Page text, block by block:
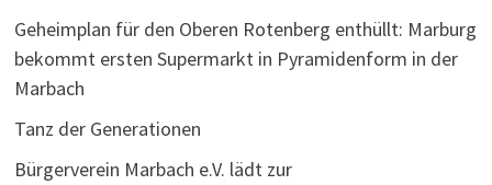
Geheimplan für den Oberen Rotenberg enthüllt: Marburg
bekommt ersten Supermarkt in Pyramidenform in der
Marbach
Tanz der Generationen
Bürgerverein Marbach e.V. lädt zur